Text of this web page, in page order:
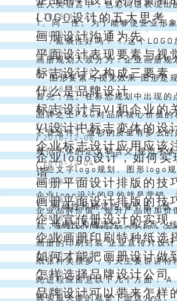
重要的（而且往往也是最普遍的
在人类语言中，色彩词语表现
看。在汉英语言中，表示各种
富。我们不只要注意观察它们
1、同一性。为了能够使企业形
一致性与一贯性，需要VI视觉识
息与认识个性化、明晰化、有
LOGO设计的五大思考
一．延展性好吗？ 1.这个
的LOGO图形中有大量的线条，
些线条变成一个面，和之前的
Lai
/ 2018-12-27
画册设计沟通为先
画册规划大致分为：企业画册
形象画册规划、宣传册规划、折
这些画册的规划都有着一定的规
/2018-12-25
平面设计表现要素与视
一 图形要素与视觉效果 图形是
必定方法呈现的视觉形象，表达
向。人们经过对图形的了解来从
/2018-12-22
标志设计之构成三要素
首先，点。在标志规划中出现
学中的根底概念，还具有巨细、
多种特点。 在标志规划中，以
/2018-12-20
什么是品牌设计
品牌之王P&G对品牌核心价值
虑。P&G有一个行之全球的信
没有特质是很难成为赢家...
/2018-12-18
标志设计与VI和企业的
不管这件T-恤衫的质量有多么
的T-恤衫算了，不管如何你也
般的T-恤衫了吧。可是带有耐
/2018-12-14
VI设计中标志变体的设
规范字体的定义和含义 规范字
的字体来进行构思的体现形式
在开拓我国市场时，都将其品牌
/2018-12-12
企业标志设计应用应该
一些文字logo规划、图形logo
国在禁用标识方面有不同的规定
各国风土人情、社会文化背景
/2018-12-06
企业logo设计，如何实
谐
企业logo设计的目的就是营销
企业品牌价值，提升产品附加价
点，那么设计就会脱离实际，
/2018-12-04
画册平面设计排版的技
1、明确性和确定性 有了点，线
织油墨草案，板块效应，使打
晰，肯定。宣传片制作 2、有
/2018-11-29
画册平面设计排版的技
1、明确性和确定性 有了点，
织油墨草案，板块效应，使打印
晰，肯定。宣传片制作 2...
/2018-11-27
企业宣传册设计的实现
画册的印刷封装 企业宣传片设
传册设计的最后一道工序。但是
进去，既要考虑美观，也要考虑
/2018-11-24
企业画册印刷特种纸选
纸张种类很多，今天主要讲讲
性比较大，在做企业画册印刷之
种纸，使用特种纸印刷，在设
/2018-11-22
如何才能把画册设计做
此进程应留意以下几个方面：
原料、局部特写； B. 体现公司
/2018-11-20
怎样选择品牌设计公司
其实最关键的就是下面这几点
/2018-11-17
品牌设计可以带来怎样
/2018-11-15